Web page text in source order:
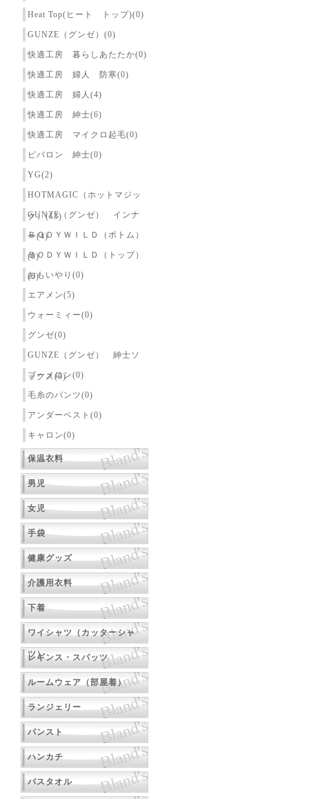
Heat Top(ヒート トップ)(0)
GUNZE（グンゼ）(0)
快適工房 暮らしあたたか(0)
快適工房 婦人 防寒(0)
快適工房 婦人(4)
快適工房 紳士(6)
快適工房 マイクロ起毛(0)
ピバロン 紳士(0)
YG(2)
HOTMAGIC（ホットマジッ
ク）(13)
GUNZE（グンゼ） インナ
ー(4)
ＢＯＤＹＷＩＬＤ（ボトム）
(0)
ＢＯＤＹＷＩＬＤ（トップ）
(0)
おもいやり(0)
エアメン(5)
ウォーミィー(0)
グンゼ(0)
GUNZE（グンゼ） 紳士ソ
ックス(0)
ブーメロン(0)
毛糸のパンツ(0)
アンダーベスト(0)
キャロン(0)
保温衣料
男児
女児
手袋
健康グッズ
介護用衣料
下着
ワイシャツ（カッターシャ
ツ）
レギンス・スパッツ
ルームウェア（部屋着）
ランジェリー
パンスト
ハンカチ
バスタオル